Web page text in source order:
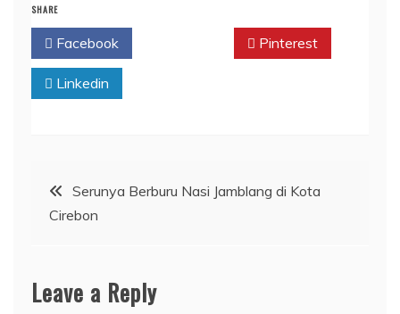
SHARE
Facebook Pinterest
Linkedin
Post
navigation
Serunya Berburu Nasi Jamblang di Kota
Cirebon
Leave a Reply